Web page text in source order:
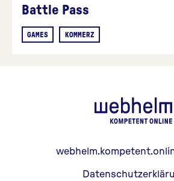
Battle Pass
GAMES KOMMERZ